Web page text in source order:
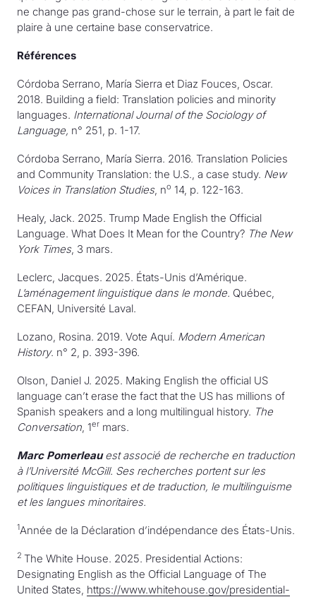
ne change pas grand-chose sur le terrain, à part le fait de
plaire à une certaine base conservatrice.
Références
Córdoba Serrano, María Sierra et Diaz Fouces, Oscar.
2018. Building a field: Translation policies and minority
languages. International Journal of the Sociology of
Language, n° 251, p. 1-17.
Córdoba Serrano, María Sierra. 2016. Translation Policies
and Community Translation: the U.S., a case study. New
Voices in Translation Studies, no 14, p. 122-163.
Healy, Jack. 2025. Trump Made English the Official
Language. What Does It Mean for the Country? The New
York Times, 3 mars.
Leclerc, Jacques. 2025. États-Unis d’Amérique.
L’aménagement linguistique dans le monde. Québec,
CEFAN, Université Laval.
Lozano, Rosina. 2019. Vote Aquí. Modern American
History. n° 2, p. 393-396.
Olson, Daniel J. 2025. Making English the official US
language can’t erase the fact that the US has millions of
Spanish speakers and a long multilingual history. The
Conversation , 1er mars.
Marc Pomerleauest associé de recherche en traduction
à l’Université McGill. Ses recherches portent sur les
politiques linguistiques et de traduction, le multilinguisme
et les langues minoritaires.
1Année de la Déclaration d’indépendance des États-Unis.
2 The White House. 2025. Presidential Actions:
Designating English as the Official Language of The
United States, https://www.whitehouse.gov/presidential-